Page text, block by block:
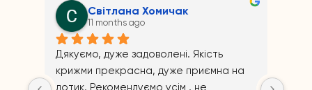
Андрій Прайс
11 months ago